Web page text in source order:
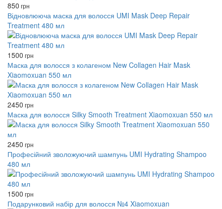
850 грн
Відновлююча маска для волосся UMI Mask Deep Repair
Treatment 480 мл
1500 грн
Маска для волосся з колагеном New Collagen Hair Mask
Xiaomoxuan 550 мл
2450 грн
Маска для волосся Silky Smooth Treatment Xiaomoxuan 550 мл
2450 грн
Професійний зволожуючий шампунь UMI Hydrating Shampoo
480 мл
1500 грн
Подарунковий набір для волосся №4 Xiaomoxuan